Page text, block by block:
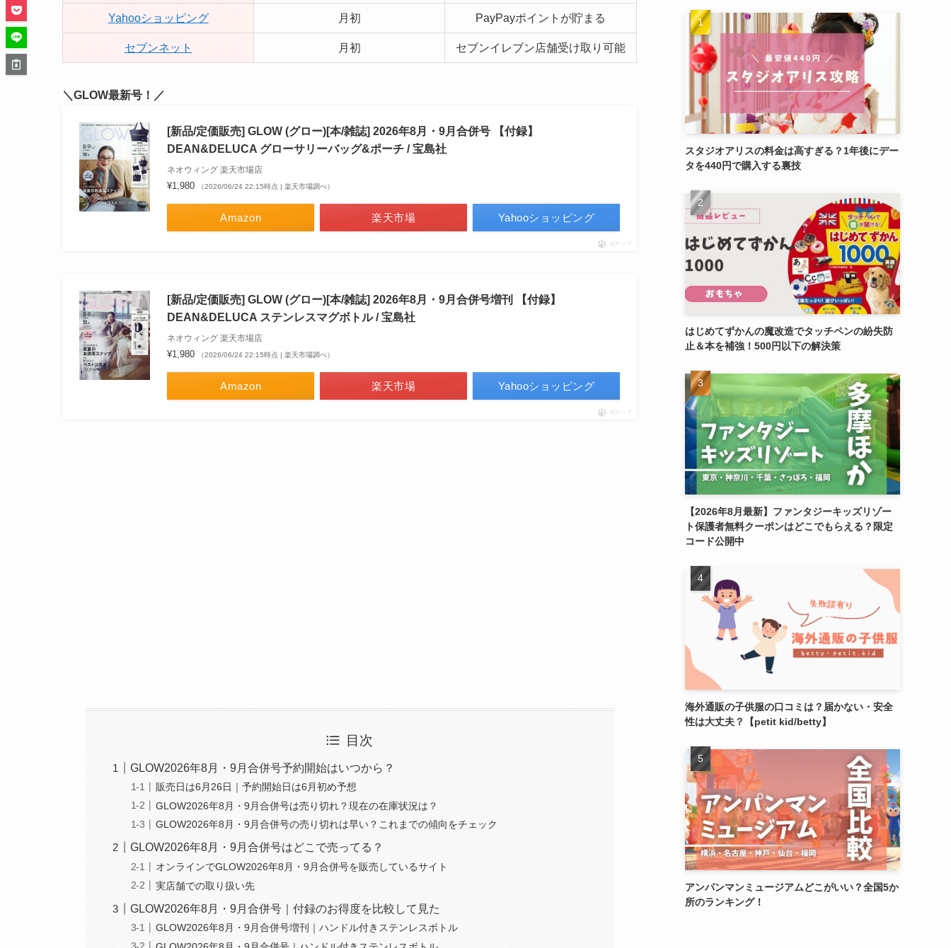
Yahooショッピング 月初 PayPayポイントが貯まる
セブンネット 月初 セブンイレブン店舗受け取り可能
＼GLOW最新号！／
[新品/定価販売] GLOW (グロー)[本/雑誌] 2026年8月・9月合併号 【付録】
DEAN&DELUCA グローサリーバッグ&ポーチ / 宝島社
ネオウィング 楽天市場店
¥1,980 （2026/06/24 22:15時点 | 楽天市場調べ）
Amazon 楽天市場 Yahooショッピング
ポチップ
[新品/定価販売] GLOW (グロー)[本/雑誌] 2026年8月・9月合併号増刊 【付録】
DEAN&DELUCA ステンレスマグボトル / 宝島社
ネオウィング 楽天市場店
¥1,980 （2026/06/24 22:15時点 | 楽天市場調べ）
Amazon 楽天市場 Yahooショッピング
ポチップ
目次
GLOW2026年8月・9月合併号予約開始はいつから？
販売日は6月26日｜予約開始日は6月初め予想
GLOW2026年8月・9月合併号は売り切れ？現在の在庫状況は？
GLOW2026年8月・9月合併号の売り切れは早い？これまでの傾向をチェック
GLOW2026年8月・9月合併号はどこで売ってる？
オンラインでGLOW2026年8月・9月合併号を販売しているサイト
実店舗での取り扱い先
GLOW2026年8月・9月合併号｜付録のお得度を比較して見た
GLOW2026年8月・9月合併号増刊｜ハンドル付きステンレスボトル
スタジオアリスの料金は高すぎる？1年後にデー
タを440円で購入する裏技
はじめてずかんの魔改造でタッチペンの紛失防
止＆本を補強！500円以下の解決策
【2026年8月最新】ファンタジーキッズリゾー
ト保護者無料クーポンはどこでもらえる？限定
コード公開中
海外通販の子供服の口コミは？届かない・安全
性は大丈夫？【petit kid/betty】
アンパンマンミュージアムどこがいい？全国5か
所のランキング！